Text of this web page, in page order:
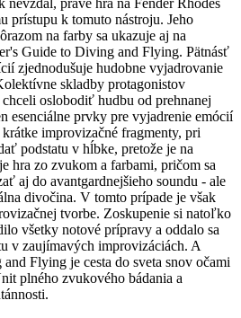
práve hra na Fender Rhodes
prístupu k tomuto nástroju. Jeho
na farby sa ukazuje aj na
Guide to Diving and Flying. Pätnásť
zjednodušuje hudobne vyjadrovanie
skladby protagonistov
oslobodiť hudbu od prehnanej
esenciálne prvky pre vyjadrenie emócií
improvizačné fragmenty, pri
podstatu v hĺbke, pretože je na
hra zo zvukom a farbami, pričom sa
aj do avantgardnejšieho soundu - ale
divočina. V tomto prípade je však
tvorbe. Zoskupenie si natoľko
všetky notové prípravy a oddalo sa
v zaujímavých improvizáciách. A
Flying je cesta do sveta snov očami
plného zvukového bádania a